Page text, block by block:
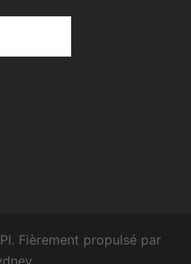
Fièrement propulsé par